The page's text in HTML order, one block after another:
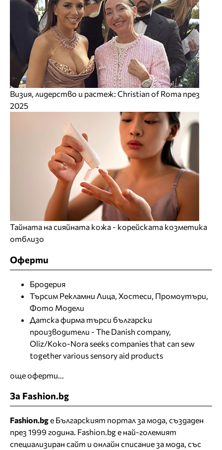
Визия, лидерство и растеж: Christian of Roma през
2025
Тайната на сияйната кожа - корейската козметика
отблизо
Оферти
Бродерия
Търсим Рекламни Лица, Хостеси, Промоутъри,
Фото Модели
Датска фирма търси български
производители - The Danish company,
Oliz/Koko-Nora seeks companies that can sew
together various sensory aid products
още оферти...
За Fashion.bg
Fashion.bgе Българският портал за мода, създаден
през 1999 година. Fashion.bg е най-големият
специализиран сайт и онлайн списание за мода, със